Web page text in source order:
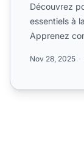
Découvrez
essentiels à
Apprenez
Nov 28, 2025